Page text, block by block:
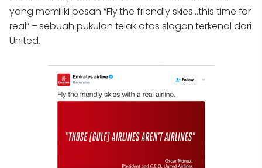
yang memiliki pesan “Fly the friendly skies…this time for
real” – sebuah pukulan telak atas slogan terkenal dari
United.